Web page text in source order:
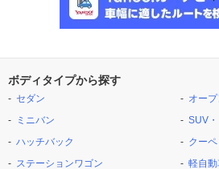
ボディタイプから探す
セダン
ミニバン
ハッチバック
ステーションワゴン
オー
SUV
クー
軽自